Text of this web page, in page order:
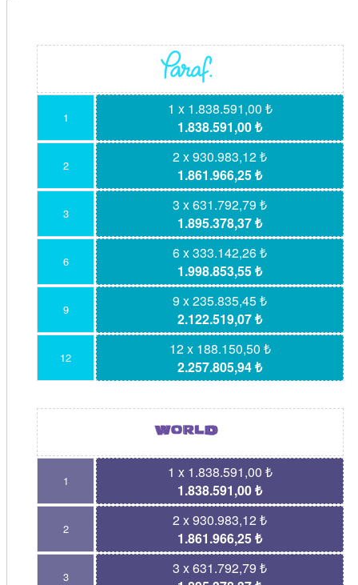
1
1 x 1.838.591,00 ₺
1.838.591,00 ₺
2
2 x 930.983,12 ₺
1.861.966,25 ₺
3
3 x 631.792,79 ₺
1.895.378,37 ₺
6
6 x 333.142,26 ₺
1.998.853,55 ₺
9
9 x 235.835,45 ₺
2.122.519,07 ₺
12
12 x 188.150,50 ₺
2.257.805,94 ₺
1
1 x 1.838.591,00 ₺
1.838.591,00 ₺
2
2 x 930.983,12 ₺
1.861.966,25 ₺
3
3 x 631.792,79 ₺